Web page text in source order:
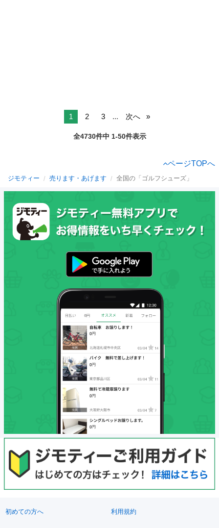
1 2 3 ... 次へ
全4730件中 1-50件表示
ページTOPへ
ジモティー 売ります・あげます 全国の「ゴルフシューズ」
初めての方へ 利用規約